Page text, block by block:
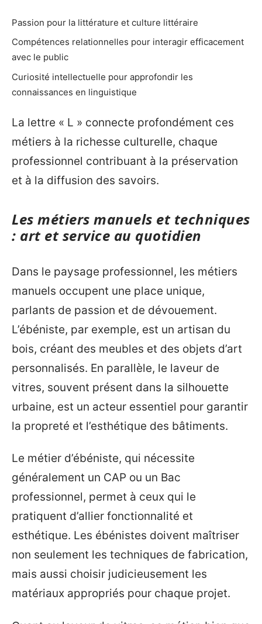
Passion pour la littérature et culture littéraire
Compétences relationnelles pour interagir efficacement
avec le public
Curiosité intellectuelle pour approfondir les
connaissances en linguistique
La lettre « L » connecte profondément ces
métiers à la richesse culturelle, chaque
professionnel contribuant à la préservation
et à la diffusion des savoirs.
Les métiers manuels et techniques
: art et service au quotidien
Dans le paysage professionnel, les métiers
manuels occupent une place unique,
parlants de passion et de dévouement.
L’ébéniste, par exemple, est un artisan du
bois, créant des meubles et des objets d’art
personnalisés. En parallèle, le laveur de
vitres, souvent présent dans la silhouette
urbaine, est un acteur essentiel pour garantir
la propreté et l’esthétique des bâtiments.
Le métier d’ébéniste, qui nécessite
généralement un CAP ou un Bac
professionnel, permet à ceux qui le
pratiquent d’allier fonctionnalité et
esthétique. Les ébénistes doivent maîtriser
non seulement les techniques de fabrication,
mais aussi choisir judicieusement les
matériaux appropriés pour chaque projet.